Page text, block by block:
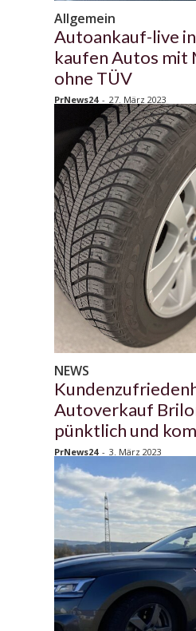
Allgemein
Autoankauf-live
kaufen Autos mit
ohne TÜV
PrNews24 - 27. März 2023
NEWS
Autoverkauf
pünktlich und
PrNews24 - 3. März 2023